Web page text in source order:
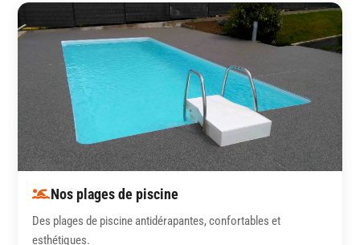
Nos plages de piscine
Des plages de piscine antidérapantes, confortables et
esthétiques.